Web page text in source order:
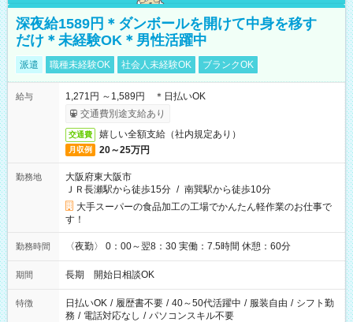
深夜給1589円＊ダンボールを開けて中身を移す
だけ＊未経験OK＊男性活躍中
派遣 職種未経験OK 社会人未経験OK ブランクOK
給与
1,271円 ～1,589円 ＊日払いOK
交通費別途支給あり
交通費 嬉しい全額支給（社内規定あり）
月収例 20～25万円
勤務地
大阪府東大阪市
ＪＲ長瀬駅から徒歩15分 / 南巽駅から徒歩10分
大手スーパーの食品加工の工場でかんたん軽作業のお仕事で
す！
勤務時間 〈夜勤〉 0：00～翌8：30 実働：7.5時間 休憩：60分
期間 長期 開始日相談OK
特徴 日払いOK / 履歴書不要 / 40～50代活躍中 / 服装自由 / シフト勤
務 / 電話対応なし / パソコンスキル不要